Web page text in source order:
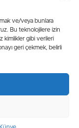
ve/veya bunlara
Bu teknolojilere izin
kimlikler gibi verileri
geri çekmek, belirli